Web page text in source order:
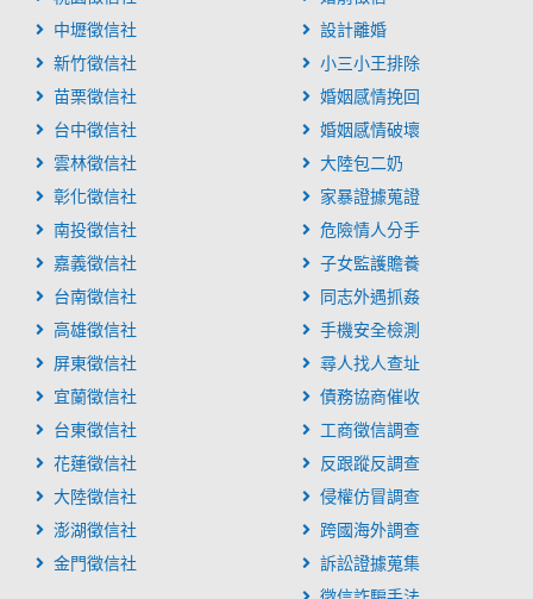
中壢徵信社
新竹徵信社
苗栗徵信社
台中徵信社
雲林徵信社
彰化徵信社
南投徵信社
嘉義徵信社
台南徵信社
高雄徵信社
屏東徵信社
宜蘭徵信社
台東徵信社
花蓮徵信社
大陸徵信社
澎湖徵信社
金門徵信社
設計離婚
小三小王排除
婚姻感情挽回
婚姻感情破壞
大陸包二奶
家暴證據蒐證
危險情人分手
子女監護贍養
同志外遇抓姦
手機安全檢測
尋人找人查址
債務協商催收
工商徵信調查
反跟蹤反調查
侵權仿冒調查
跨國海外調查
訴訟證據蒐集